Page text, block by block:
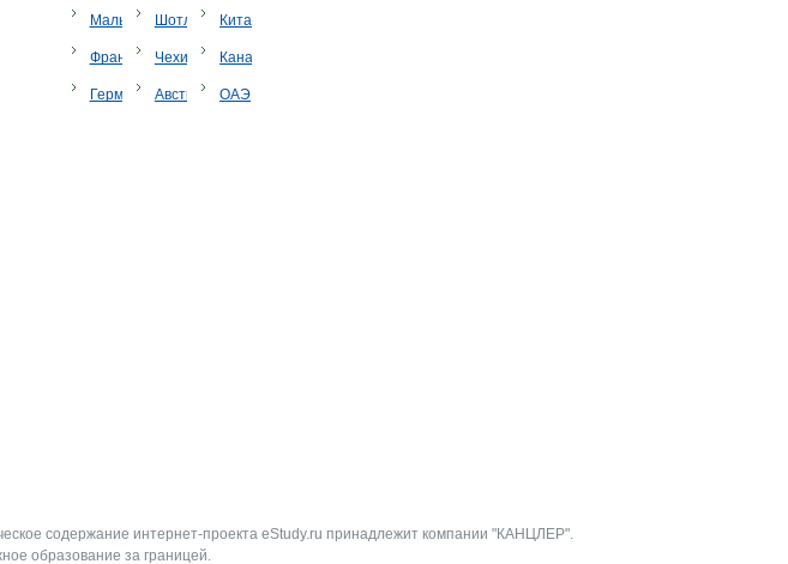
Мальта
Франция
Германия
Шотландия
Чехия
Австрия
Китай
Канада
ОАЭ
содержание интернет-проекта eStudy.ru принадлежит компании "КАНЦЛЕР".
образование за границей.